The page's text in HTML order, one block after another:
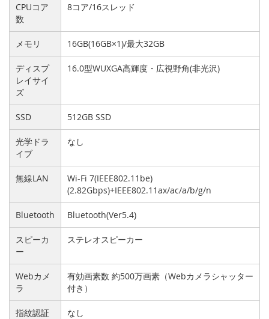
CPUコア
数
8コア/16スレッド
メモリ 16GB(16GB×1)/最大32GB
ディスプ
レイサイ
ズ
16.0型WUXGA高輝度・広視野角(非光沢)
SSD 512GB SSD
光学ドラ
イブ
なし
無線LAN
Wi-Fi 7(IEEE802.11be)
(2.82Gbps)+IEEE802.11ax/ac/a/b/g/n
Bluetooth Bluetooth(Ver5.4)
スピーカ
ー
ステレオスピーカー
Webカメ
ラ
有効画素数 約500万画素（Webカメラシャッター
付き）
指紋認証 なし